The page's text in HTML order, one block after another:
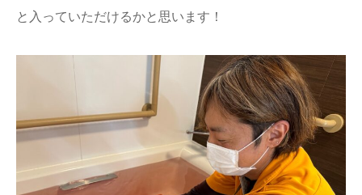
と入っていただけるかと思います！